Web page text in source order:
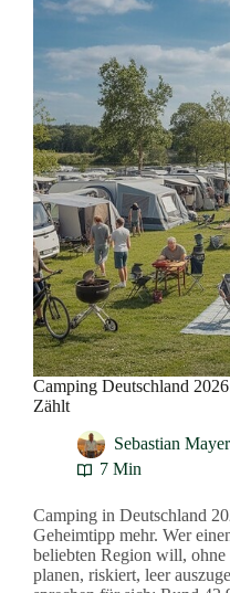
Camping Deutschland
Zählt
Sebastian Mayer
7 Min
Camping in Deutschland
Geheimtipp mehr. Wer
beliebten Region will,
planen, riskiert, leer